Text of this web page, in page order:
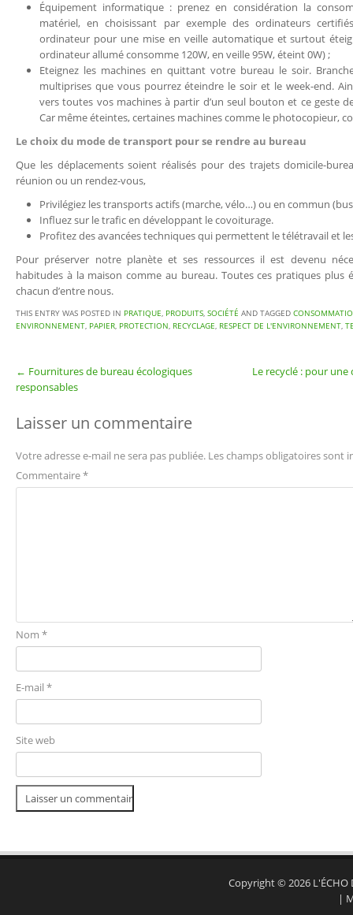
Équipement informatique : prenez en considération la
matériel, en choisissant par exemple des ordinateurs
ordinateur pour une mise en veille automatique et surtout
ordinateur allumé consomme 120W, en veille 95W, éteint 0W) ;
Eteignez les machines en quittant votre bureau le soir.
multiprises que vous pourrez éteindre le soir et le week-end.
vers toutes vos machines à partir d’un seul bouton et ce geste
Car même éteintes, certaines machines comme le photocopieur,
Le choix du mode de transport pour se rendre au bureau
Que les déplacements soient réalisés pour des trajets domicile-
réunion ou un rendez-vous,
Privilégiez les transports actifs (marche, vélo…) ou en commun
Influez sur le trafic en développant le covoiturage.
Profitez des avancées techniques qui permettent le télétravail et
Pour préserver notre planète et ses ressources il est devenu
habitudes à la maison comme au bureau. Toutes ces pratiques plus
chacun d’entre nous.
THIS ENTRY WAS POSTED IN PRATIQUE, PRODUITS, SOCIÉTÉ AND TAGGED
ENVIRONNEMENT, PAPIER, PROTECTION, RECYCLAGE, RESPECT DE L'ENVIRONNEMENT,
Post navigation
← Fournitures de bureau écologiques
responsables
Le recyclé : pour
Laisser un commentaire
Votre adresse e-mail ne sera pas publiée. Les champs obligatoires sont
Commentaire*
Nom *
E-mail *
Site web
Copyright © 2026 L'ÉCHO
|